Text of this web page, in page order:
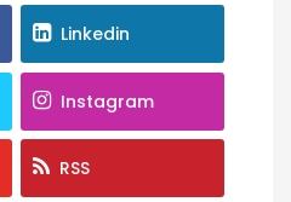
Linkedin
Instagram
RSS